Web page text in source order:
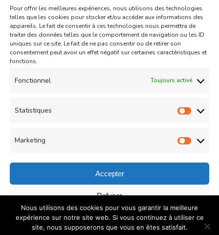
Pour offrir les meilleures expériences, nous utilisons des technologies
telles que les cookies pour stocker et/ou accéder aux informations des
appareils. Le fait de consentir à ces technologies nous permettra de
traiter des données telles que le comportement de navigation ou les ID
uniques sur ce site. Le fait de ne pas consentir ou de retirer son
consentement peut avoir un effet négatif sur certaines caractéristiques et
fonctions.
Fonctionnel Toujours activé
Statistiques
Marketing
Accepter
Refuser
Enregistrer les préférences
Mini-tartes tatins aux poires et spéculos
Updated on02/11/2010
Financiers aux agrumes et pistache
© Copyright 2026COUZINA.fr : Cuisine du Monde. All
Rights Reserved.Recipe Quest | Developed ByWP
Delicious. Powered byWordPress.
Politique de
Nous utilisons des cookies pour vous garantir la meilleure
expérience sur notre site web. Si vous continuez à utiliser ce
site, nous supposerons que vous en êtes satisfait.